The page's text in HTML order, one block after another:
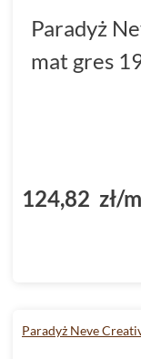
Paradyż
mat gres
124,82 zł/
Paradyż Neve